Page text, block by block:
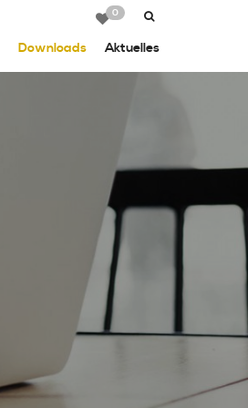
0
Downloads Aktuelles